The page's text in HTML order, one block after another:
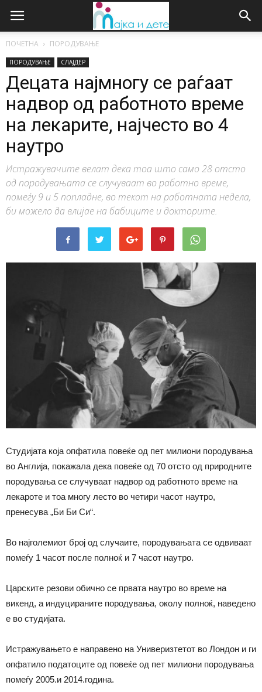
ПОЧЕТНА ПОРОДУВАЊЕ
ПОРОДУВАЊЕ СЛАЈДЕР
Децата најмногу се раѓаат
надвор од работното време
на лекарите, најчесто во 4
наутро
Истражувачите велат дека тоа што само 28 отсто
од породувањата се случуваат во работно време,
помеѓу 9 и 5 попладне, во текот на работната недела,
би можело да влијае на бабиците и докторите.
Студијата која опфатила повеќе од пет милиони породувања
во Англија, покажала дека повеќе од 70 отсто од природните
породувања се случуваат надвор од работното време на
лекароте и тоа многу лесто во четири часот наутро,
пренесува „Би Би Си“.
Во најголемиот број од случаите, породувањата се одвиваат
помеѓу 1 часот после полноќ и 7 часот наутро.
Царските резови обично се првата наутро во време на
викенд, а индуцираните породувања, околу полноќ, наведено
е во студијата.
Истражувањето е направено на Универизтетот во Лондон и ги
опфатило податоците од повеќе од пет милиони породувања
помеѓу 2005.и 2014.година.